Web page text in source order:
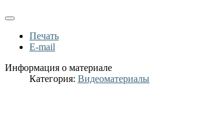
Печать
E-mail
Информация о материале
Категория: Видеоматериалы